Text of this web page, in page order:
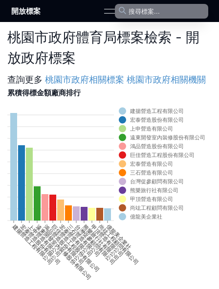
開放標案 open navigation menu
桃園市政府體育局標案檢索 - 開
放政府標案
查詢更多 桃園市政府相關標案 桃園市政府相關機關
累積得標金額廠商排行
建揚營造工程有限公司
宏泰營造股份有限公司
上申營造有限公司
遠東開發室內裝修股份有限公司
鴻品營造股份有限公司
巨佳營造工程股份有限公司
宏泰營造有限公司
三石營造有限公司
台灣促參顧問有限公司
熊樂旅行社有限公司
甲頂營造有限公司
尚竑工程顧問有限公司
億龍美企業社
建揚營造工程有限公司
宏泰營造股份有限公司
上申營造有限公司
遠東開發室內裝修股份有限公司
鴻品營造股份有限公司
巨佳營造工程股份有限公司
宏泰營造有限公司
三石營造有限公司
台灣促參顧問有限公司
熊樂旅行社有限公司
甲頂營造有限公司
尚竑工程顧問有限公司
億龍美企業社